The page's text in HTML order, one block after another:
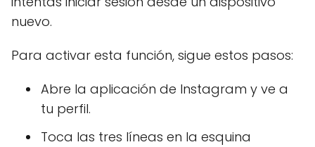
nuevo.
Para activar esta función, sigue estos pasos:
Abre la aplicación de Instagram y ve a
tu perfil.
Toca las tres líneas en la esquina